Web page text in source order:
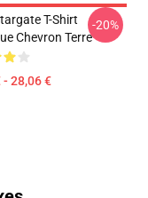
T-Shirt
Chevron Terre
- 28,06 €
-20%